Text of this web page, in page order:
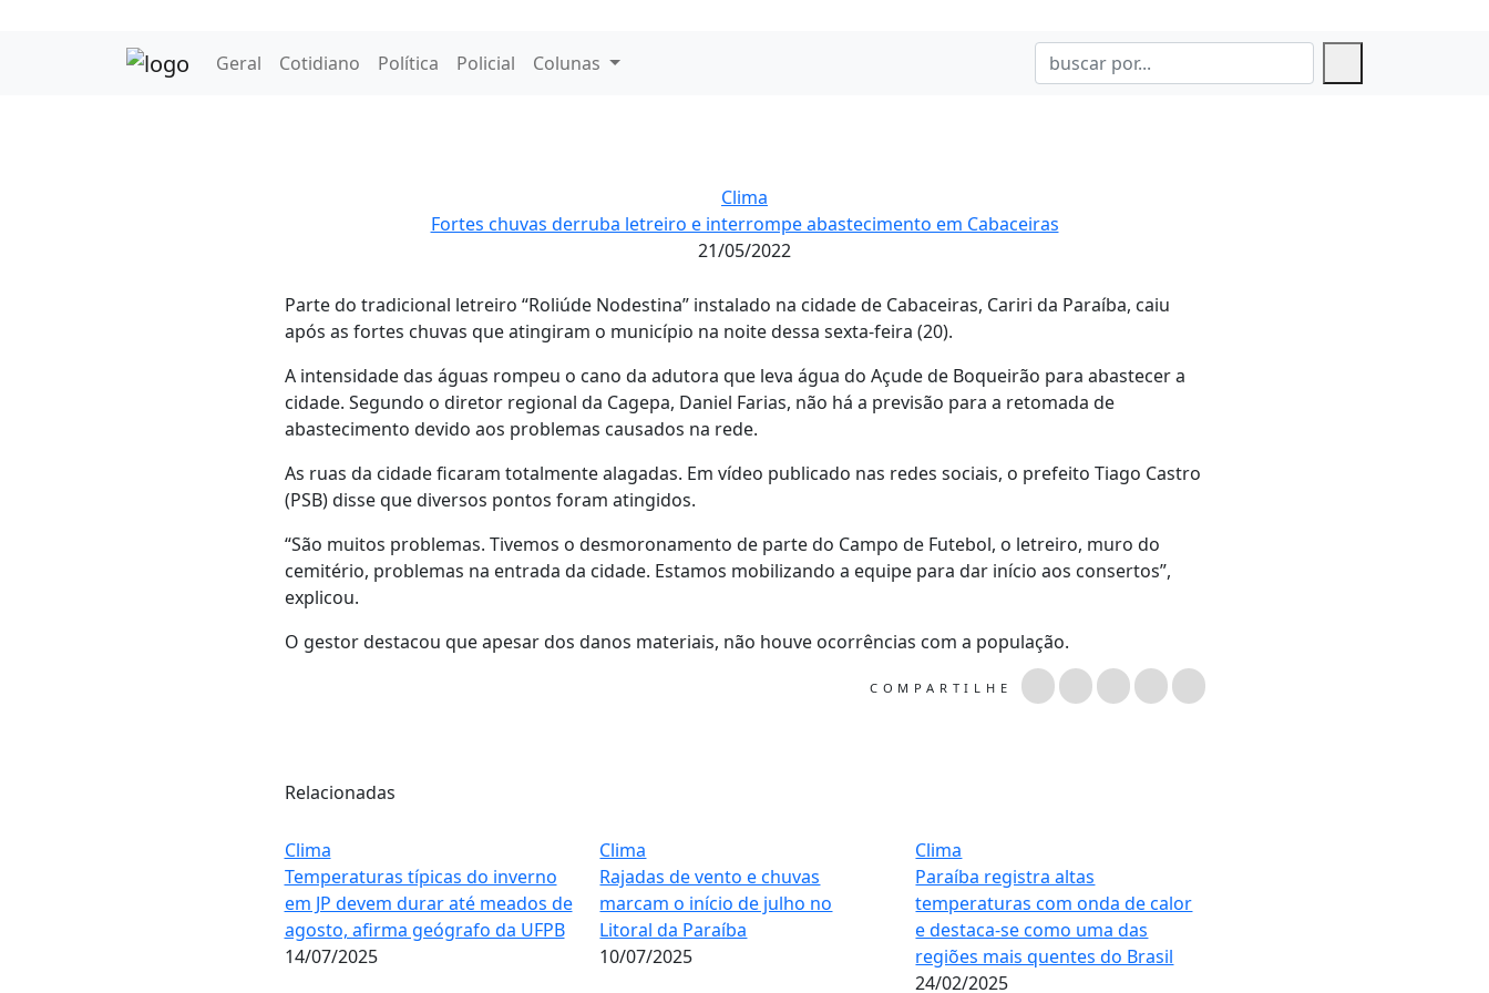
Geral Cotidiano Política Policial Colunas
Clima
Fortes chuvas derruba letreiro e interrompe abastecimento em Cabaceiras
21/05/2022
Parte do tradicional letreiro “Roliúde Nodestina” instalado na cidade de Cabaceiras, Cariri da Paraíba, caiu
após as fortes chuvas que atingiram o município na noite dessa sexta-feira (20).
A intensidade das águas rompeu o cano da adutora que leva água do Açude de Boqueirão para abastecer a
cidade. Segundo o diretor regional da Cagepa, Daniel Farias, não há a previsão para a retomada de
abastecimento devido aos problemas causados na rede.
As ruas da cidade ficaram totalmente alagadas. Em vídeo publicado nas redes sociais, o prefeito Tiago Castro
(PSB) disse que diversos pontos foram atingidos.
“São muitos problemas. Tivemos o desmoronamento de parte do Campo de Futebol, o letreiro, muro do
cemitério, problemas na entrada da cidade. Estamos mobilizando a equipe para dar início aos consertos”,
explicou.
O gestor destacou que apesar dos danos materiais, não houve ocorrências com a população.
COMPARTILHE
Relacionadas
Clima
Temperaturas típicas do inverno
em JP devem durar até meados de
agosto, afirma geógrafo da UFPB
14/07/2025
Clima
Rajadas de vento e chuvas
marcam o início de julho no
Litoral da Paraíba
10/07/2025
Clima
Paraíba registra altas
temperaturas com onda de calor
e destaca-se como uma das
regiões mais quentes do Brasil
24/02/2025